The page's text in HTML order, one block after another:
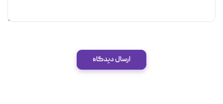
ارسال دیدگاه